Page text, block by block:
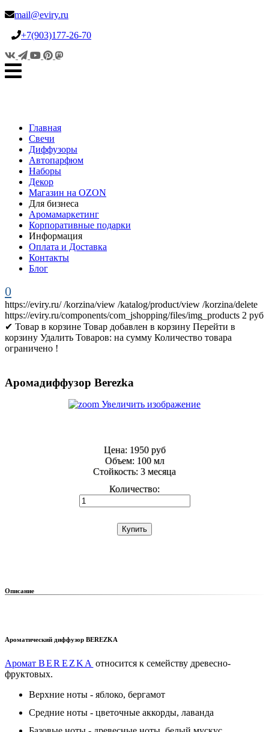
mail@eviry.ru
+7(903)177-26-70
Главная
Свечи
Диффузоры
Автопарфюм
Наборы
Декор
Магазин на OZON
Для бизнеса
Аромамаркетинг
Корпоративные подарки
Информация
Оплата и Доставка
Контакты
Блог
0
https://eviry.ru/ /korzina/view /katalog/product/view /korzina/delete
https://eviry.ru/components/com_jshopping/files/img_products 2 руб
✔ Товар в корзине Товар добавлен в корзину Перейти в
корзину Удалить Товаров: на сумму Количество товара
ограничено !
Аромадиффузор Berezka
Увеличить изображение
Цена: 1950 руб
Объем: 100 мл
Стойкость: 3 месяца
Количество:
Описание
Ароматический диффузор BEREZKA
Аромат BEREZKA относится к семейству древесно-
фруктовых.
Верхние ноты - яблоко, бергамот
Средние ноты - цветочные аккорды, лаванда